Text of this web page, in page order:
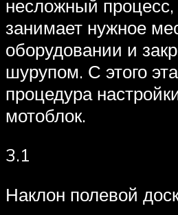
несложный процесс,
занимает нужное
оборудовании и
шурупом. С этого
процедура
мотоблок.
3.1
Наклон полевой